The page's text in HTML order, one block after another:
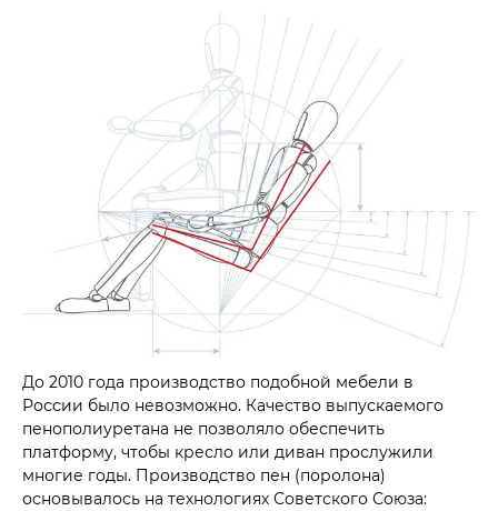
До 2010 года производство подобной мебели в
России было невозможно. Качество выпускаемого
пенополиуретана не позволяло обеспечить
платформу, чтобы кресло или диван прослужили
многие годы. Производство пен (поролона)
основывалось на технологиях Советского Союза: